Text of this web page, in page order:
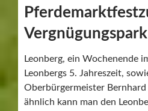
Leonberg, ein Wochenende
Leonbergs 5. Jahreszeit,
Oberbürgermeister
ähnlich kann man den